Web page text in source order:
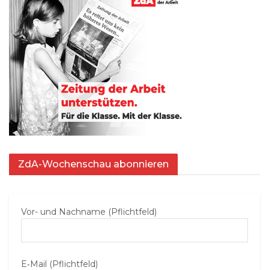
ZdA-Wochenschau abonnieren
Vor- und Nachname (Pflichtfeld)
E‑Mail (Pflichtfeld)